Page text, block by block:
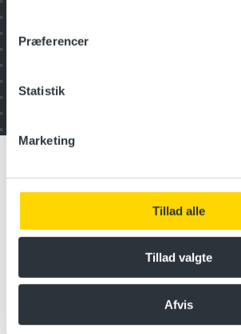
Præferencer
Statistik
Marketing
Tillad alle
Tillad valgte
Afvis